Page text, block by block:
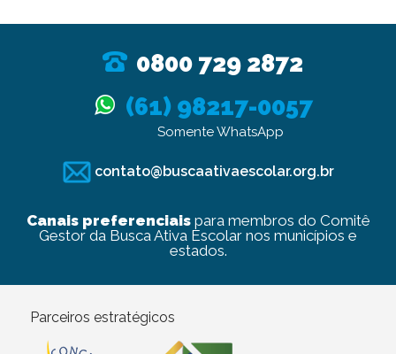
0800 729 2872
(61) 98217-0057
Somente WhatsApp
contato@buscaativaescolar.org.br
Canais preferenciaispara membros do Comitê
Gestor da Busca Ativa Escolar nos municípios e
estados.
Parceiros estratégicos